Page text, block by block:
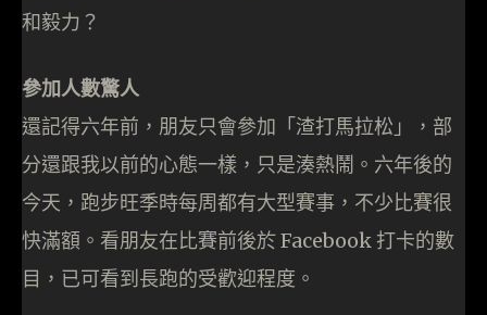
和毅力？
參加人數驚人
還記得六年前，朋友只會參加「渣打馬拉松」，部
分還跟我以前的心態一樣，只是湊熱鬧。六年後的
今天，跑步旺季時每周都有大型賽事，不少比賽很
快滿額。看朋友在比賽前後於 Facebook 打卡的數
目，已可看到長跑的受歡迎程度。